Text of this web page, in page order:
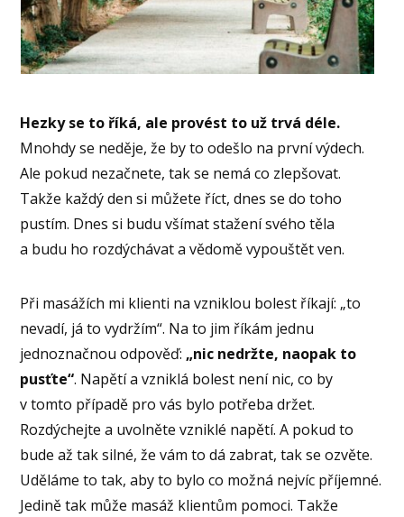
Hezky se to říká, ale provést to už trvá déle.
Mnohdy se neděje, že by to odešlo na první výdech.
Ale pokud nezačnete, tak se nemá co zlepšovat.
Takže každý den si můžete říct, dnes se do toho
pustím. Dnes si budu všímat stažení svého těla
a budu ho rozdýchávat a vědomě vypouštět ven.
Při masážích mi klienti na vzniklou bolest říkají: „to
nevadí, já to vydržím“. Na to jim říkám jednu
jednoznačnou odpověď:„nic nedržte, naopak to
pusťte“. Napětí a vzniklá bolest není nic, co by
v tomto případě pro vás bylo potřeba držet.
Rozdýchejte a uvolněte vzniklé napětí. A pokud to
bude až tak silné, že vám to dá zabrat, tak se ozvěte.
Uděláme to tak, aby to bylo co možná nejvíc příjemné.
Jedině tak může masáž klientům pomoci. Takže